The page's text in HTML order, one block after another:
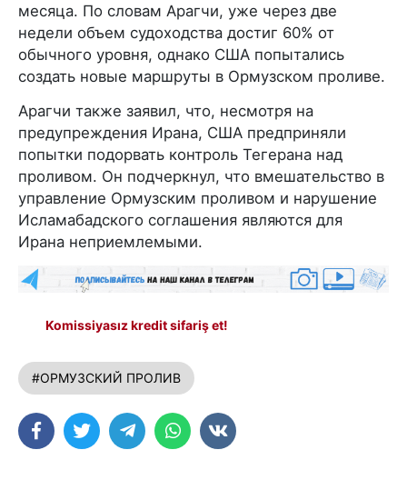
месяца. По словам Арагчи, уже через две
недели объем судоходства достиг 60% от
обычного уровня, однако США попытались
создать новые маршруты в Ормузском проливе.
Арагчи также заявил, что, несмотря на
предупреждения Ирана, США предприняли
попытки подорвать контроль Тегерана над
проливом. Он подчеркнул, что вмешательство в
управление Ормузским проливом и нарушение
Исламабадского соглашения являются для
Ирана неприемлемыми.
Komissiyasız kredit sifariş et!
#ОРМУЗСКИЙ ПРОЛИВ